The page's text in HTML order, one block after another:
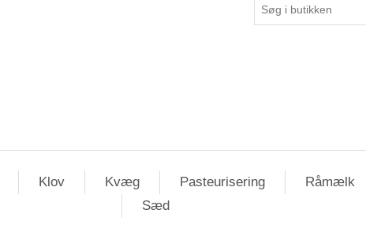
Klov Kvæg Pasteurisering Råmælk
Sæd